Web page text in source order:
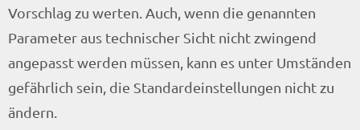
Vorschlag zu werten. Auch, wenn die genannten
Parameter aus technischer Sicht nicht zwingend
angepasst werden müssen, kann es unter Umständen
gefährlich sein, die Standardeinstellungen nicht zu
ändern.